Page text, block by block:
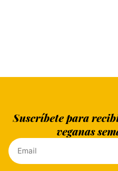
Suscríbete para
veganas